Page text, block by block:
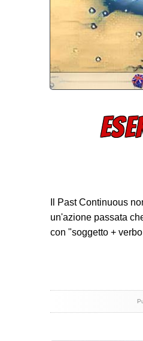
Il Past Continuous
un'azione passata
con "soggetto +